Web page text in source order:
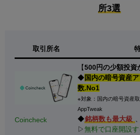
所3選
取引所名
Coincheck
【500円の少額投資
◆国内の暗号資産
数.No1
※対象：国内の暗号資産
AppTweak
◆銘柄数も最大級
▷無料で口座開設す